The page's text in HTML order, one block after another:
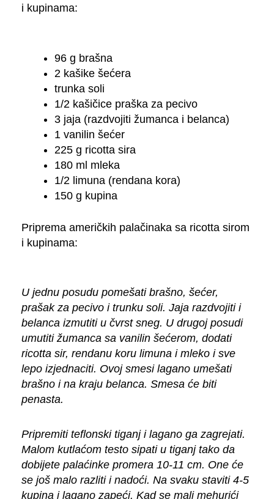
i kupinama:
96 g brašna
2 kašike šećera
trunka soli
1/2 kašičice praška za pecivo
3 jaja (razdvojiti žumanca i belanca)
1 vanilin šećer
225 g ricotta sira
180 ml mleka
1/2 limuna (rendana kora)
150 g kupina
Priprema američkih palačinaka sa ricotta sirom
i kupinama:
U jednu posudu pomešati brašno, šećer,
prašak za pecivo i trunku soli. Jaja razdvojiti i
belanca izmutiti u čvrst sneg. U drugoj posudi
umutiti žumanca sa vanilin šećerom, dodati
ricotta sir, rendanu koru limuna i mleko i sve
lepo izjednaciti. Ovoj smesi lagano umešati
brašno i na kraju belanca. Smesa će biti
penasta.
Pripremiti teflonski tiganj i lagano ga zagrejati.
Malom kutlaćom testo sipati u tiganj tako da
dobijete palaćinke promera 10-11 cm. One će
se još malo razliti i nadoći. Na svaku staviti 4-5
kupina i lagano zapeći. Kad se mali mehurići